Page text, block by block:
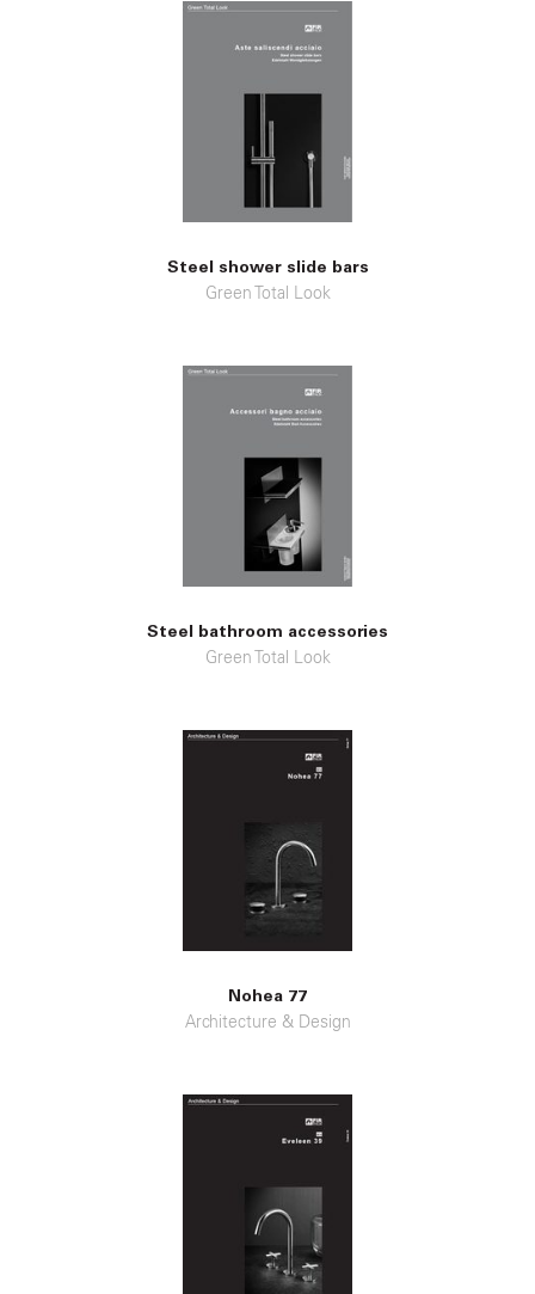
Steel shower slide bars
Green Total Look
Steel bathroom accessories
Green Total Look
Nohea 77
Architecture & Design